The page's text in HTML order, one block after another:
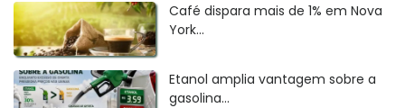
Café dispara mais de 1% em Nova
York...
Etanol amplia vantagem sobre a
gasolina...